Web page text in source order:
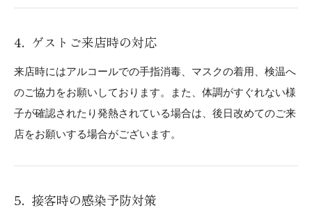
ゲストご来店時の対応
来店時にはアルコールでの手指消毒、マスクの着用、検温へ
のご協力をお願いしております。また、体調がすぐれない様
子が確認されたり発熱されている場合は、後日改めてのご来
店をお願いする場合がございます。
接客時の感染予防対策